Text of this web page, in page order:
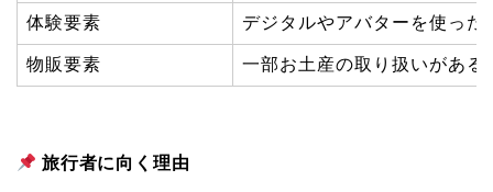
体験要素 デジタルやアバターを使った
物販要素 一部お土産の取り扱いがある
旅行者に向く理由